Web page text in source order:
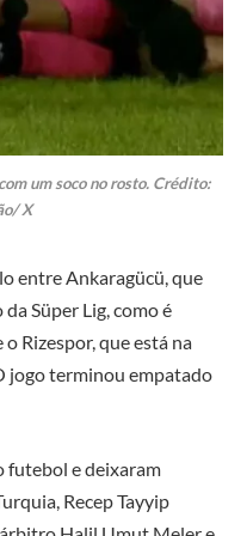
um soco no rosto. Crédito:
X
entre Ankaragücü, que
Süper Lig, como é
Rizespor, que está na
jogo terminou empatado
futebol e deixaram
Recep Tayyip